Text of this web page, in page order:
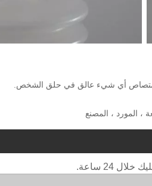
لامتصاص أي شيء عالق في حلق الشخص.
، المورد ، المصنع
24 ساعة.